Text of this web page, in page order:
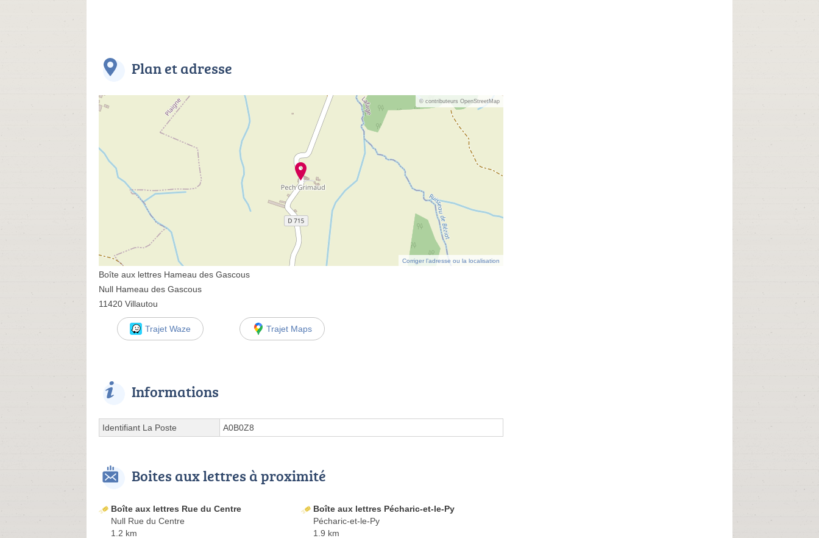
Plan et adresse
© contributeurs OpenStreetMap
Corriger l’adresse ou la localisation
Boîte aux lettres Hameau des Gascous
Null Hameau des Gascous
11420 Villautou
Trajet Waze Trajet Maps
Informations
Identifiant La Poste A0B0Z8
Boites aux lettres à proximité
Boîte aux lettres Rue du Centre
Null Rue du Centre
1.2 km
Boîte aux lettres Pécharic-et-le-Py
Pécharic-et-le-Py
1.9 km